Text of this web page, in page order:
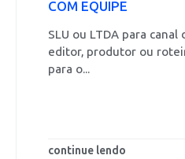
COM EQUIPE
SLU ou LTDA para canal
editor, produtor ou
para o...
continue lendo